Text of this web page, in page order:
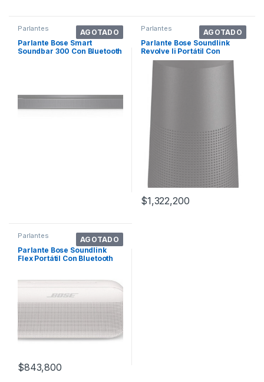
AGOTADO
Parlantes
Parlante Bose Smart
Soundbar 300 Con Bluetooth
AGOTADO
Parlantes
Parlante Bose Soundlink
Revolve Ii Portátil Con
Bluetooth Waterproof Triple
Black
$1,322,200
AGOTADO
Parlantes
Parlante Bose Soundlink
Flex Portátil Con Bluetooth
$843,800